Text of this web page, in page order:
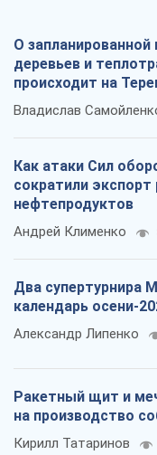
О
деревьев и
происходит на
Владислав
Как атаки Сил
сократили экспорт
нефтепродуктов
Андрей Клименко
Два супертурнира
календарь осени-
Александр Липенко
Ракетный щит и
на производство
Кирилл Татаринов